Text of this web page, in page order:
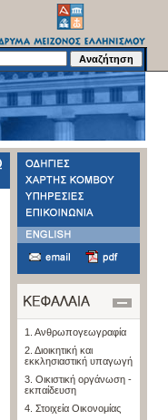
1. Ανθρωπογεωγραφία
2. Διοικητική και
εκκλησιαστική υπαγωγή
3. Οικιστική οργάνωση -
εκπαίδευση
4. Στοιχεία Οικονομίας